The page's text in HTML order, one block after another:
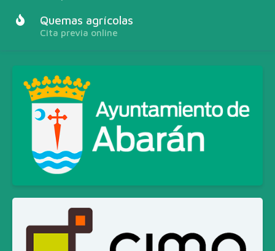
Quemas agrícolas
Cita previa online